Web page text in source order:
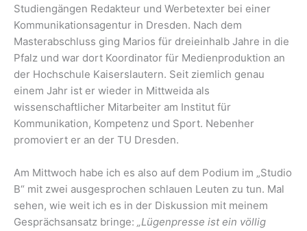
Studiengängen Redakteur und Werbetexter bei einer
Kommunikationsagentur in Dresden. Nach dem
Masterabschluss ging Marios für dreieinhalb Jahre in die
Pfalz und war dort Koordinator für Medienproduktion an
der Hochschule Kaiserslautern. Seit ziemlich genau
einem Jahr ist er wieder in Mittweida als
wissenschaftlicher Mitarbeiter am Institut für
Kommunikation, Kompetenz und Sport. Nebenher
promoviert er an der TU Dresden.
Am Mittwoch habe ich es also auf dem Podium im „Studio
B“ mit zwei ausgesprochen schlauen Leuten zu tun. Mal
sehen, wie weit ich es in der Diskussion mit meinem
Gesprächsansatz bringe: „Lügenpresse ist ein völlig